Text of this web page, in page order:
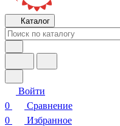
Каталог
Войти
0
Сравнение
0
Избранное